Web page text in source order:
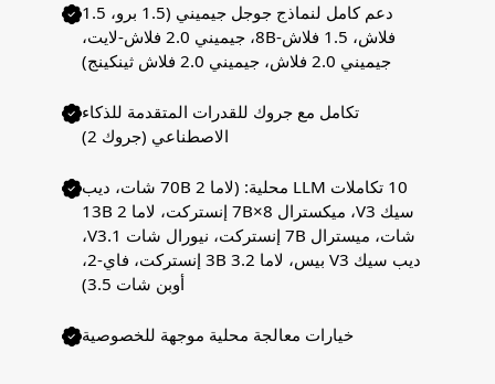
دعم كامل لنماذج جوجل جيميني (1.5 برو، 1.5
فلاش، 1.5 فلاش-8B، جيميني 2.0 فلاش-لايت،
جيميني 2.0 فلاش، جيميني 2.0 فلاش ثينكينج)
تكامل مع جروك للقدرات المتقدمة للذكاء
الاصطناعي (جروك 2)
10 تكاملات LLM محلية: (لاما 2 70B شات، ديب
سيك V3، ميكسترال 8×7B إنستركت، لاما 2 13B
شات، ميسترال 7B إنستركت، نيورال شات V3.1،
ديب سيك V3 بيس، لاما 3.2 3B إنستركت، فاي-2،
أوبن شات 3.5)
خيارات معالجة محلية موجهة للخصوصية